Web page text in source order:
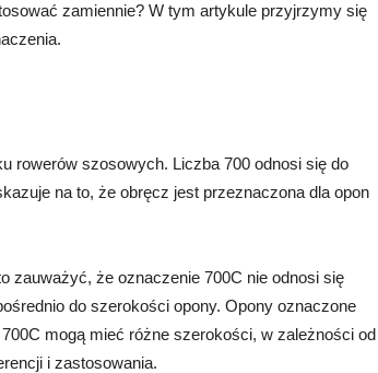
zamiennie? W tym artykule przyjrzymy się
rowerów szosowych. Liczba 700 odnosi się do
na to, że obręcz jest przeznaczona dla opon
zauważyć, że oznaczenie 700C nie odnosi się
do szerokości opony. Opony oznaczone
700C mogą mieć różne szerokości, w zależności od
i zastosowania.